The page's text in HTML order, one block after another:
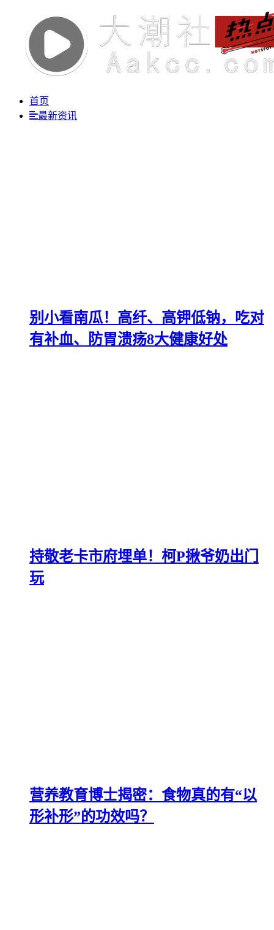
首页
最新资讯
别小看南瓜！高纤、高钾低钠，吃对
有补血、防胃溃疡8大健康好处
持敬老卡市府埋单！柯P揪爷奶出门
玩
营养教育博士揭密：食物真的有“以
形补形”的功效吗？